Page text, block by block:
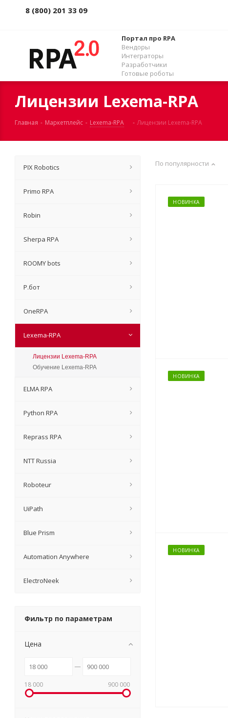
8 (800) 201 33 09
Портал про RPA
Вендоры
Интеграторы
Разработчики
Готовые роботы
Лицензии Lexema-RPA
Главная - Маркетплейс - Lexema-RPA - Лицензии Lexema-RPA
По популярности
НОВИНКА
НОВИНКА
НОВИНКА
PIX Robotics
Primo RPA
Robin
Sherpa RPA
ROOMY bots
Р.бот
OneRPA
Lexema-RPA
Лицензии Lexema-RPA
Обучение Lexema-RPA
ELMA RPA
Python RPA
Reprass RPA
NTT Russia
Roboteur
UiPath
Blue Prism
Automation Anywhere
ElectroNeek
Фильтр по параметрам
Цена
18 000 900 000